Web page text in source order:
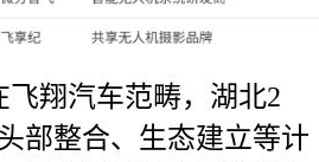
飞翔汽车范畴，湖北2
部整合、生态建立等计